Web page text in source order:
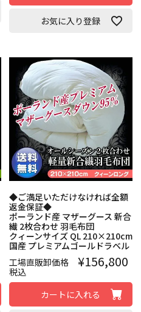
お気に入り登録
◆ご満足いただけなければ全額
返金保証◆
ポーランド産 マザーグース 新合
繊 2枚合わせ 羽毛布団
クィーンサイズ QL 210×210cm
国産 プレミアムゴールドラベル
工場直販卸価格
¥156,800
税込
カートに入れる